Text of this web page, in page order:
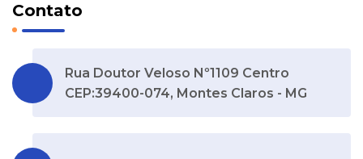
Contato
Rua Doutor Veloso Nº1109 Centro
CEP:39400-074, Montes Claros - MG